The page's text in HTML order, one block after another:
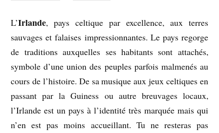
L’Irlande, pays celtique par excellence, aux terres
sauvages et falaises impressionnantes. Le pays regorge
de traditions auxquelles ses habitants sont attachés,
symbole d’une union des peuples parfois malmenés au
cours de l’histoire. De sa musique aux jeux celtiques en
passant par la Guiness ou autre breuvages locaux,
l’Irlande est un pays à l’identité très marquée mais qui
n’en est pas moins accueillant. Tu ne resteras pas